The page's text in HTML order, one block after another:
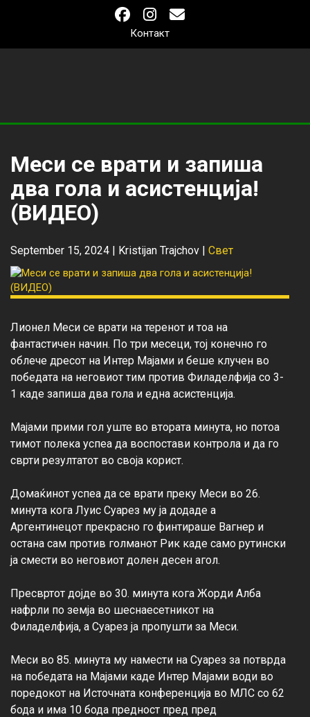
Контакт
Меси се врати и запиша
два гола и асистенција!
(ВИДЕО)
September 15, 2024 | Kristijan Trajchov | Свет
Лионел Меси се врати на теренот и тоа на
фантастичен начин. По три месеци, тој конечно го
облече дресот на Интер Мајами и беше клучен во
победата на неговиот тим против Филаделфија со 3-
1 каде запиша два гола и една асистенција.
Мајами прими гол уште во втората минута, но потоа
тимот полека успеа да воспостави контрола и да го
сврти резултатот во своја корист.
Домаќинот успеа да се врати преку Меси во 26.
минута кога Луис Суарез му ја додаде а
Аргентинецот прекрасно го финтираше Вагнер и
остана сам против голманот Рик каде само рутински
ја смести во неговиот долен десен агол.
Пресвртот дојде во 30. минута кога Жорди Алба
нафрли по земја во шеснаесетникот на
Филаделфија, а Суарез ја пропушти за Меси.
Меси во 85. минута му намести на Суарез за потврда
на победата на Мајами каде Интер Мајами води во
поредокот на Источната конференција во МЛС со 62
бода и има 10 бода предност пред пред